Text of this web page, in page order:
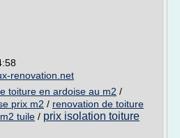
renovation.net
toiture en ardoise au m2 /
prix m2 / renovation de toiture
tuile / prix isolation toiture